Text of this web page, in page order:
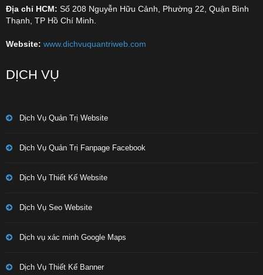
Địa chỉ HCM: Số 208 Nguyễn Hữu Cảnh, Phường 22, Quận Bình
Thạnh, TP Hồ Chí Minh.
Website: www.dichvuquantriweb.com
DỊCH VỤ
Dịch Vụ Quản Trị Website
Dịch Vụ Quản Trị Fanpage Facebook
Dịch Vụ Thiết Kế Website
Dịch Vụ Seo Website
Dịch vụ xác minh Google Maps
Dịch Vụ Thiết Kế Banner